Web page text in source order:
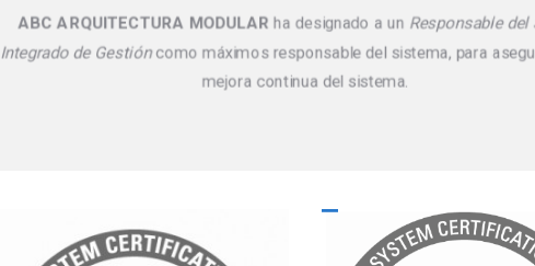
ABC ARQUITECTURA MODULAR ha designado a un Responsable
Integrado de Gestióncomo máximos responsable del sistema, para
mejora continua del sistema.